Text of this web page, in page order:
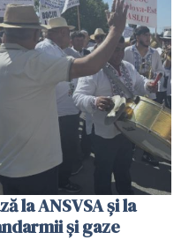
la ANSVSA și la
și gaze